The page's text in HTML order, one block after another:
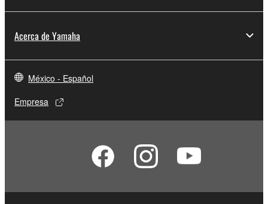
Acerca de Yamaha
México - Español
Empresa